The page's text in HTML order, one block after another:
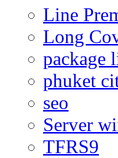
Line
Long
package
phuket
seo
Server
TFRS9